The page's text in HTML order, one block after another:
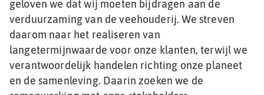
geloven we dat wij moeten bijdragen aan de
verduurzaming van de veehouderij. We streven
daarom naar het realiseren van
langetermijnwaarde voor onze klanten, terwijl we
verantwoordelijk handelen richting onze planeet
en de samenleving. Daarin zoeken we de